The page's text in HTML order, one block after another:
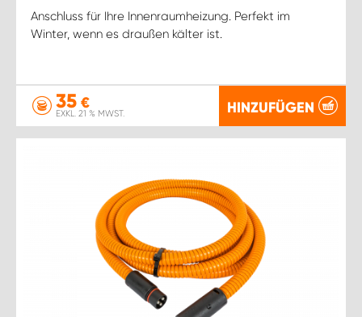
Anschluss für Ihre Innenraumheizung. Perfekt im
Winter, wenn es draußen kälter ist.
35 €
EXKL. 21 % MWST. HINZUFÜGEN